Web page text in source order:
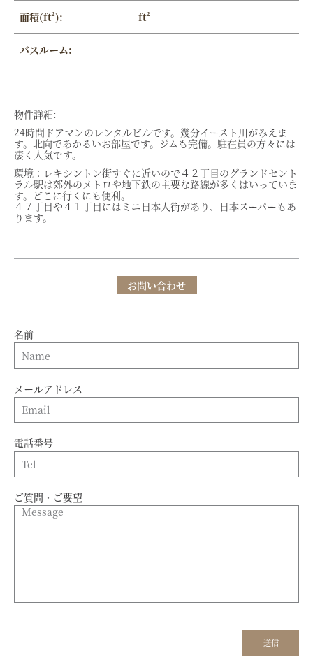
面積(ft²): ft²
バスルーム:
物件詳細:
24時間ドアマンのレンタルビルです。幾分イースト川がみえま
す。北向であかるいお部屋です。ジムも完備。駐在員の方々には
凄く人気です。
環境：レキシントン街すぐに近いので４２丁目のグランドセント
ラル駅は郊外のメトロや地下鉄の主要な路線が多くはいっていま
す。どこに行くにも便利。
４７丁目や４１丁目にはミニ日本人街があり、日本スーパーもあ
ります。
お問い合わせ
名前
メールアドレス
電話番号
ご質問・ご要望